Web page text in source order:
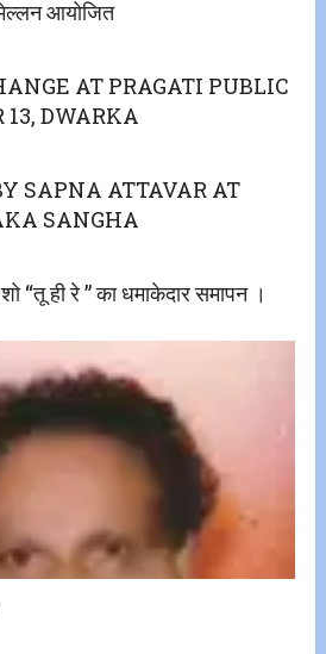
आयोजित
AT PRAGATI PUBLIC
13, DWARKA
SAPNA ATTAVAR AT
SANGHA
“तू ही रे ” का धमाकेदार समापन ।